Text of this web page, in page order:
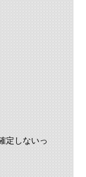
定しないっ